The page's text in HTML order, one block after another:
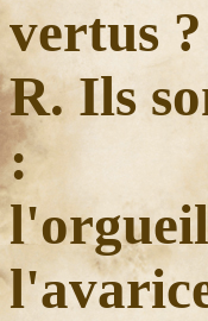
vertus ?
R. Ils
: